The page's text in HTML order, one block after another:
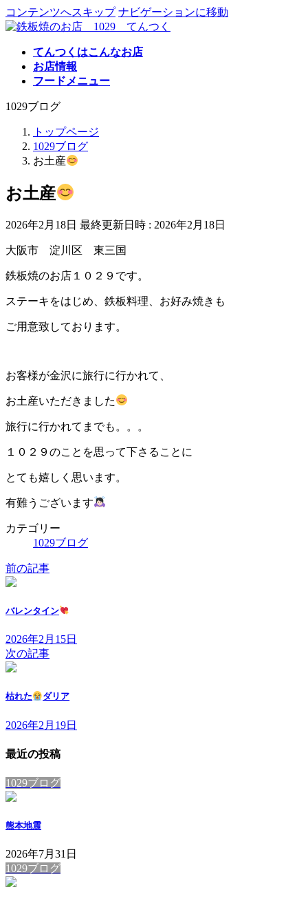
コンテンツへスキップ ナビゲーションに移動
てんつくはこんなお店
お店情報
フードメニュー
1029ブログ
トップページ
1029ブログ
お土産
お土産
2026年2月18日 最終更新日時 : 2026年2月18日
大阪市 淀川区 東三国
鉄板焼のお店１０２９です。
ステーキをはじめ、鉄板料理、お好み焼きも
ご用意致しております。
お客様が金沢に旅行に行かれて、
お土産いただきました
旅行に行かれてまでも。。。
１０２９のことを思って下さることに
とても嬉しく思います。
有難うございます
カテゴリー
1029ブログ
前の記事
バレンタイン
2026年2月15日
次の記事
枯れた ダリア
2026年2月19日
最近の投稿
1029ブログ
熊本地震
2026年7月31日
1029ブログ